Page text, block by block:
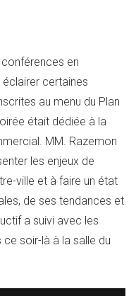
en
certaines
au menu du Plan
était dédiée à la
MM. Razemon
les enjeux de
ville et à faire un état
de ses tendances et
a suivi avec les
soir-là à la salle du